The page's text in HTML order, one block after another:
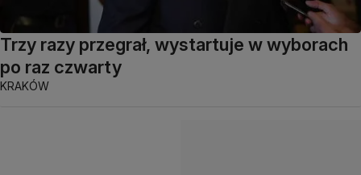
Trzy razy przegrał, wystartuje w wyborach
po raz czwarty
KRAKÓW